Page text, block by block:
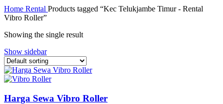
Home Rental Products tagged “Kec Telukjambe Timur - Rental
Vibro Roller”
Showing the single result
Show sidebar
Harga Sewa Vibro Roller